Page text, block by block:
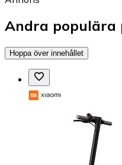
Andra populära
Hoppa över innehållet